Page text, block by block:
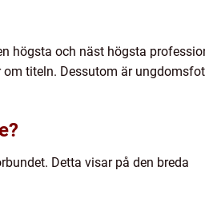
högsta och näst högsta
titeln. Dessutom är
Detta visar på den breda